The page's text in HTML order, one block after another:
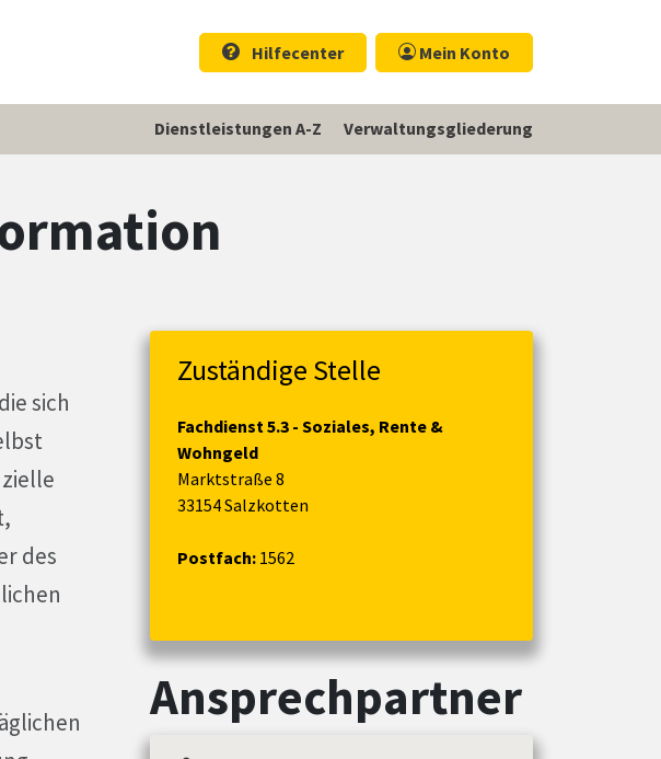
Hilfecenter
Mein Konto
Dienstleistungen A-Z Verwaltungsgliederung
sich
des
Zuständige Stelle
Fachdienst 5.3 - Soziales, Rente &
Wohngeld
Marktstraße 8
33154 Salzkotten
Postfach: 1562
Ansprechpartner